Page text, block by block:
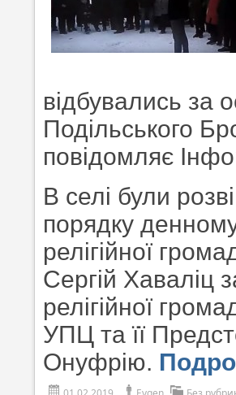
відбувались за
Подільського
повідомляє
В селі були
порядку
релігійної
Сергій Хаваліц
релігійної
УПЦ та її
Онуфрію.